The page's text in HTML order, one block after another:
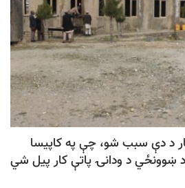
د دې سبب شو، چې په کاپيسا